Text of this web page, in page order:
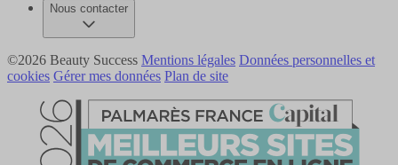
Nous contacter
©2026 Beauty Success Mentions légales Données personnelles et
cookies Gérer mes données Plan de site